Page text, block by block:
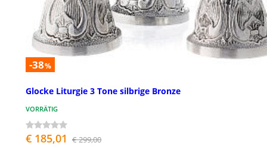
-38%
Glocke Liturgie 3 Tone silbrige Bronze
VORRÄTIG
€ 185,01 € 299,00